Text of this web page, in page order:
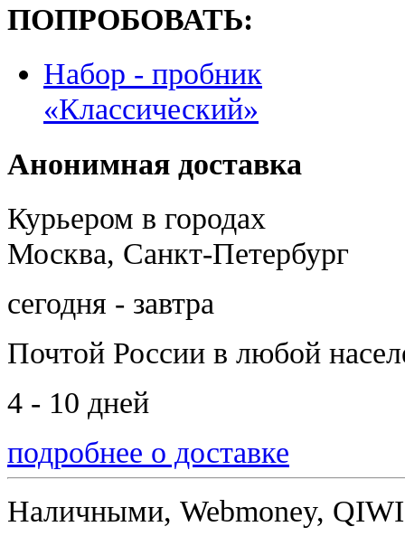
ПОПРОБОВАТЬ:
Набор - пробник
«Классический»
Анонимная доставка
Курьером в городах
Москва, Санкт-Петербург
сегодня - завтра
Почтой России в любой
4 - 10 дней
подробнее о доставке
Наличными, Webmoney,